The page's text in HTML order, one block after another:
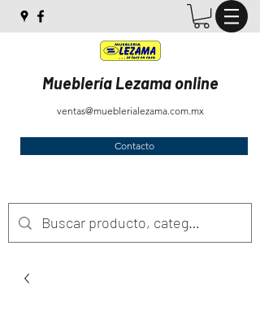
Mueblería Lezama online
ventas@mueblerialezama.com.mx
Contacto